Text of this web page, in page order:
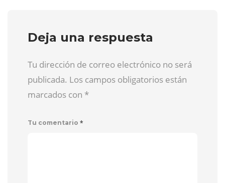
Deja una respuesta
Tu dirección de correo electrónico no será
publicada. Los campos obligatorios están
marcados con *
Tu comentario *